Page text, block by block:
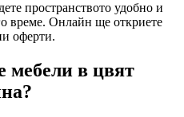
пространството удобно и
време. Онлайн ще откриете
оферти.
мебели в цвят